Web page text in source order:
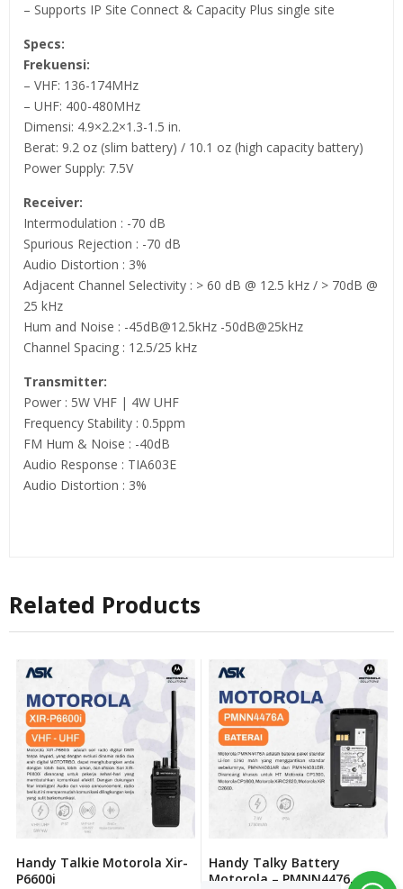
– Supports IP Site Connect & Capacity Plus single site
Specs:
Frekuensi:
– VHF: 136-174MHz
– UHF: 400-480MHz
Dimensi: 4.9×2.2×1.3-1.5 in.
Berat: 9.2 oz (slim battery) / 10.1 oz (high capacity battery)
Power Supply: 7.5V
Receiver:
Intermodulation : -70 dB
Spurious Rejection : -70 dB
Audio Distortion : 3%
Adjacent Channel Selectivity : > 60 dB @ 12.5 kHz / > 70dB @
25 kHz
Hum and Noise : -45dB@12.5kHz -50dB@25kHz
Channel Spacing : 12.5/25 kHz
Transmitter:
Power : 5W VHF | 4W UHF
Frequency Stability : 0.5ppm
FM Hum & Noise : -40dB
Audio Response : TIA603E
Audio Distortion : 3%
Related Products
Handy Talkie Motorola Xir-
P6600i
Handy Talky Battery
Motorola – PMNN4476